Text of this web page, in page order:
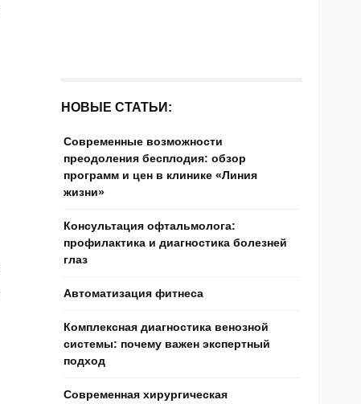
НОВЫЕ СТАТЬИ:
Современные возможности
преодоления бесплодия: обзор
программ и цен в клинике «Линия
жизни»
Консультация офтальмолога:
профилактика и диагностика болезней
глаз
Автоматизация фитнеса
Комплексная диагностика венозной
системы: почему важен экспертный
подход
Современная хирургическая